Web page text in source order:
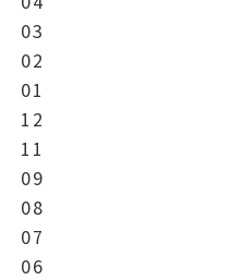
03
02
01
12
11
09
08
07
06